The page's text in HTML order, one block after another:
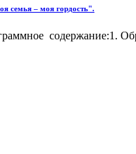
семья – моя гордость".
содержание:1.